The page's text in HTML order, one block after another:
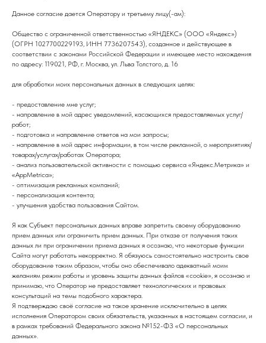
Данное согласие дается Оператору и третьему лицу(-ам):
Общество с ограниченной ответственностью «ЯНДЕКС» (ООО «Яндекс»)
(ОГРН 1027700229193, ИНН 7736207543), созданное и действующее в
соответствии с законами Российской Федерации и имеющее место нахождения
по адресу: 119021, РФ, г. Москва, ул. Льва Толстого, д. 16
для обработки моих персональных данных в следующих целях:
- предоставление мне услуг;
- направление в мой адрес уведомлений, касающихся предоставляемых услуг/
работ;
- подготовка и направление ответов на мои запросы;
- направление в мой адрес информации, в том числе рекламной, о мероприятиях/
товарах/услугах/работах Оператора;
- анализ пользовательской активности с помощью сервиса «Яндекс.Метрика» и
«AppMetrica»;
- оптимизация рекламных компаний;
- персонализация контента;
- улучшения удобства пользования Сайтом.
Я как Субъект персональных данных вправе запретить своему оборудованию
прием данных или ограничить прием данных. При отказе от получения таких
данных ли при ограничении приема данных я осознаю, что некоторые функции
Сайта могут работать некорректно. Я обязуюсь самостоятельно настроить свое
оборудование таким образом, чтобы оно обеспечивало адекватный моим
желаниям режим работы и уровень защиты данных файлов «cookie», я осознаю и
принимаю, что Оператор не предоставляет технологических и правовых
консультаций на темы подобного характера.
Я подтверждаю своё согласие на такое хранение исключительно в целях
исполнения Оператором своих обязательств, указанных в настоящем согласии, и
в рамках требований Федерального закона №152-ФЗ «О персональных
данных».